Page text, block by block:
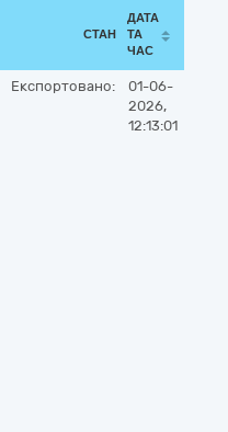
СТАН
ДАТА
ТА
ЧАС
Експортовано:
01-06-
2026,
12:13:01